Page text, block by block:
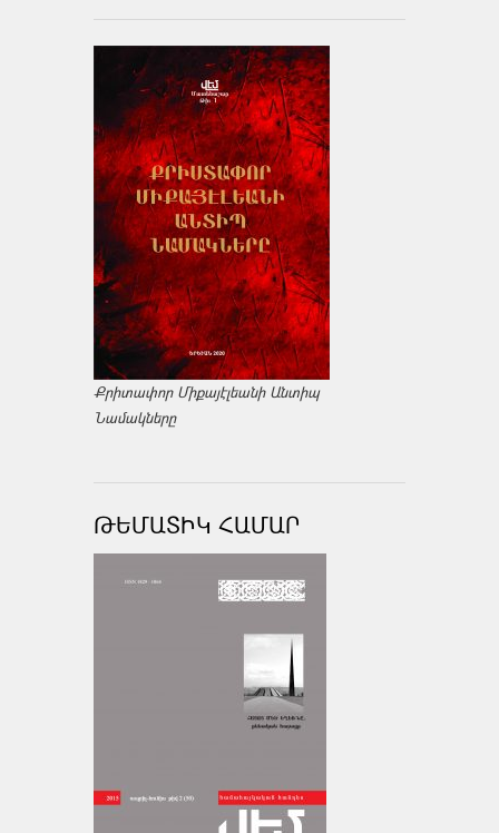
Քրիտափոր Միքայէլեանի Անտիպ
Նամակները
ԹԵՄԱՏԻԿ ՀԱՄԱՐ